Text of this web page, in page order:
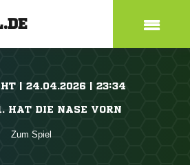
| 24.04.2026 | 23:34
HAT DIE NASE VORN
Zum Spiel